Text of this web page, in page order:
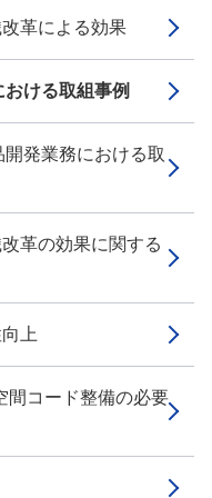
革による効果
ける取組事例
発業務における取
革の効果に関する
上
間コード整備の必要